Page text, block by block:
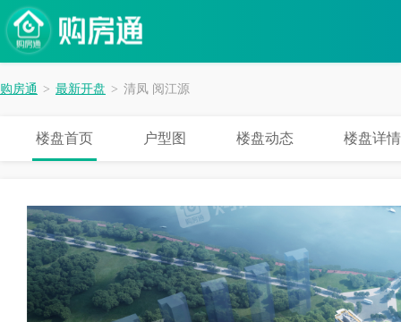
购房通 > 最新开盘 > 清凤 阅江源
楼盘首页 户型图 楼盘动态 楼盘详情